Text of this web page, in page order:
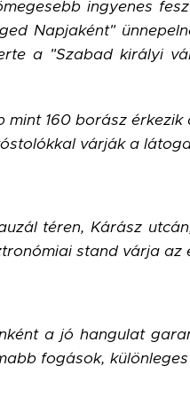
ingyenes
Napjaként"
a "Szabad királyi
mint 160 borász
várják a
téren, Kárász
stand várja az
a jó hangulat
fogások,